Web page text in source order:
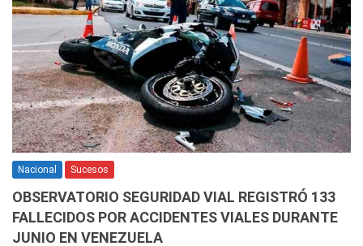
Nacional Sucesos
OBSERVATORIO SEGURIDAD VIAL REGISTRÓ 133
FALLECIDOS POR ACCIDENTES VIALES DURANTE
JUNIO EN VENEZUELA